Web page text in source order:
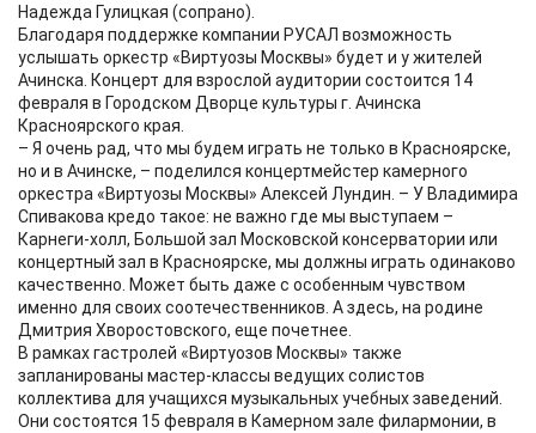
Надежда Гулицкая (сопрано).
Благодаря поддержке компании РУСАЛ возможность
услышать оркестр «Виртуозы Москвы» будет и у жителей
Ачинска. Концерт для взрослой аудитории состоится 14
февраля в Городском Дворце культуры г. Ачинска
Красноярского края.
– Я очень рад, что мы будем играть не только в Красноярске,
но и в Ачинске, – поделился концертмейстер камерного
оркестра «Виртуозы Москвы» Алексей Лундин. – У Владимира
Спивакова кредо такое: не важно где мы выступаем –
Карнеги-холл, Большой зал Московской консерватории или
концертный зал в Красноярске, мы должны играть одинаково
качественно. Может быть даже с особенным чувством
именно для своих соотечественников. А здесь, на родине
Дмитрия Хворостовского, еще почетнее.
В рамках гастролей «Виртуозов Москвы» также
запланированы мастер-классы ведущих солистов
коллектива для учащихся музыкальных учебных заведений.
Они состоятся 15 февраля в Камерном зале филармонии, в